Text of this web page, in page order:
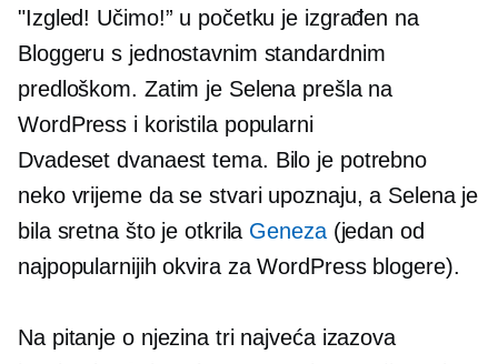
"Izgled! Učimo!” u početku je izgrađen na
Bloggeru s jednostavnim standardnim
predloškom. Zatim je Selena prešla na
WordPress i koristila popularni
Dvadeset dvanaest tema. Bilo je potrebno
neko vrijeme da se stvari upoznaju, a Selena je
bila sretna što je otkrila Geneza(jedan od
najpopularnijih okvira za WordPress blogere).
Na pitanje o njezina tri najveća izazova